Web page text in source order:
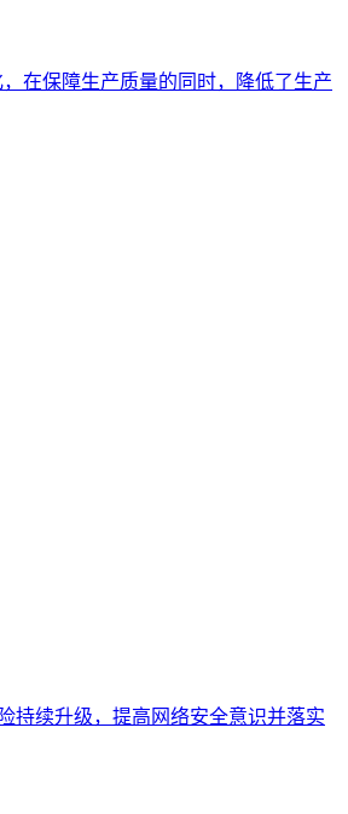
在保障生产质量的同时，降低了生产
持续升级，提高网络安全意识并落实